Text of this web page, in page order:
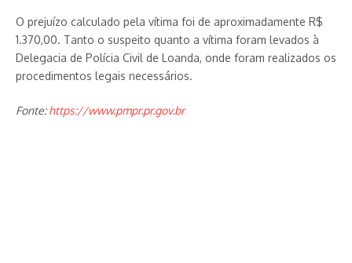
O prejuízo calculado pela vítima foi de aproximadamente R$
1.370,00. Tanto o suspeito quanto a vítima foram levados à
Delegacia de Polícia Civil de Loanda, onde foram realizados os
procedimentos legais necessários.
Fonte:https://www.pmpr.pr.gov.br